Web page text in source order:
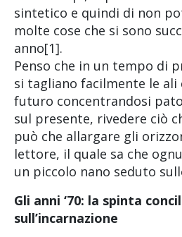
sintetico e quindi di non
molte cose che si sono
anno[1].
Penso che in un tempo di
si tagliano facilmente le ali
futuro concentrandosi
sul presente, rivedere ciò
può che allargare gli
lettore, il quale sa che
un piccolo nano seduto
Gli anni ‘70: la spinta
sull’incarnazione